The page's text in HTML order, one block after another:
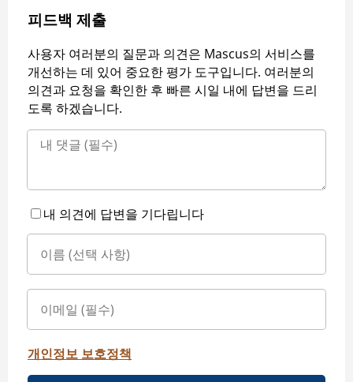
피드백 제출
사용자 여러분의 질문과 의견은 Mascus의 서비스를
개선하는 데 있어 중요한 평가 도구입니다. 여러분의
의견과 요청을 확인한 후 빠른 시일 내에 답변을 드리
도록 하겠습니다.
내 의견에 답변을 기다립니다
개인정보 보호정책